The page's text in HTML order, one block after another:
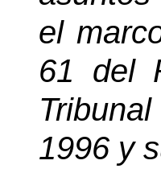
el
61 del
1996 y